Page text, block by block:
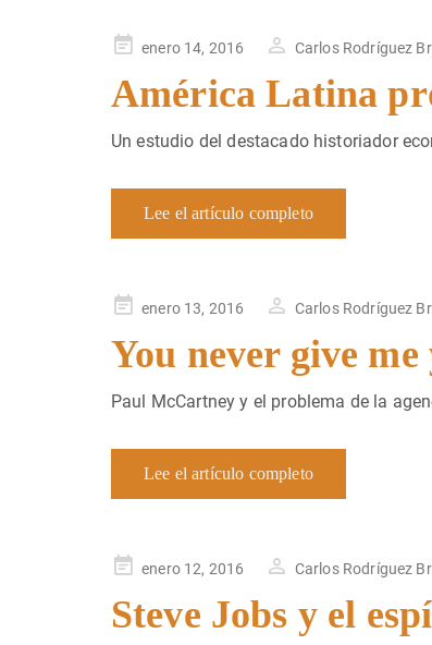
Publicado
enero 14, 2016 Carlos Rodríguez
América Latina
Un estudio del destacado historiador
Lee el artículo completo
Publicado
enero 13, 2016 Carlos Rodríguez
You never give
Paul McCartney y el problema de la
Lee el artículo completo
Publicado
enero 12, 2016 Carlos Rodríguez
Steve Jobs y el